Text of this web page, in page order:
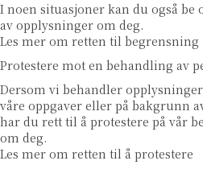
I noen situasjoner kan du også be
av opplysninger om deg.
Les mer om retten til begrensning
Protestere mot en behandling av
Dersom vi behandler
våre oppgaver eller på bakgrunn
har du rett til å protestere på vår
om deg.
Les mer om retten til å protestere